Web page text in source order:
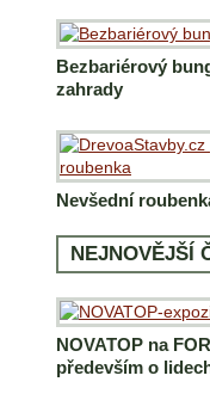
Bezbariérový
zahrady
Nevšední
NEJNOVĚJŠÍ
NOVATOP na
především o